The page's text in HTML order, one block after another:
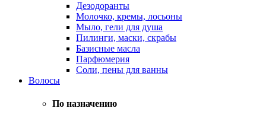
Дезодоранты
Молочко, кремы, лосьоны
Мыло, гели для душа
Пилинги, маски, скрабы
Базисные масла
Парфюмерия
Соли, пены для ванны
Волосы
По назначению